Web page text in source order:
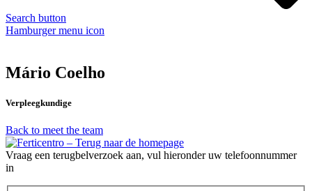
Search button
Hamburger menu icon
Mário Coelho
Verpleegkundige
Back to meet the team
Vraag een terugbelverzoek aan, vul hieronder uw telefoonnummer
in